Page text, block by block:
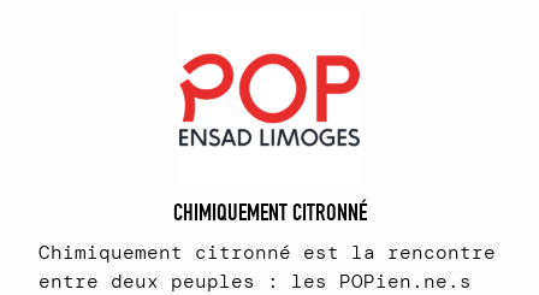
CHIMIQUEMENT CITRONNÉ
Chimiquement citronné est la rencontre
entre deux peuples : les POPien.ne.s